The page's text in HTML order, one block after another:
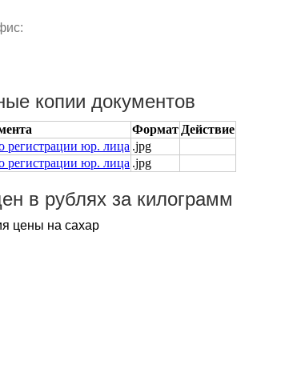
копии документов
Формат Действие
регистрации юр. лица .jpg
регистрации юр. лица .jpg
в рублях за килограмм
цены на сахар